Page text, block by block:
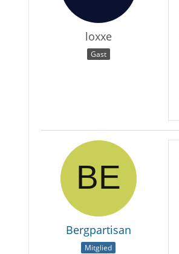
loxxe
Gast
Bergpartisan
Mitglied